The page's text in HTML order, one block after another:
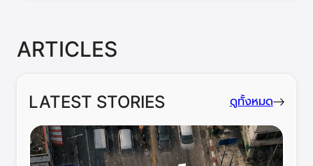
ARTICLES
LATEST STORIES ดูทั้งหมด